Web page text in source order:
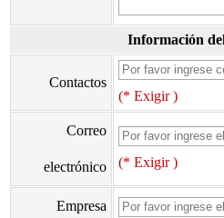
Información
Contactos
(* Exigir )
Correo
electrónico (* Exigir )
Empresa